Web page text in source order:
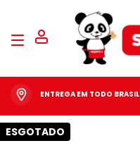
ENTREGA EM TODO BRASIL
ESGOTADO